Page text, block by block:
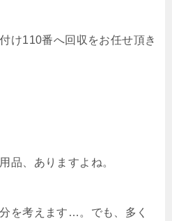
け110番へ回収をお任せ頂き
品、ありますよね。
を考えます…。でも、多く